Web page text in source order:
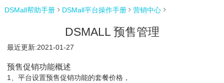
DSMall帮助手册  DSMall平台操作手册  营销中心 
DSMALL 预售管理
最近更新:2021-01-27
预售促销功能概述
1、平台设置预售促销功能的套餐价格，